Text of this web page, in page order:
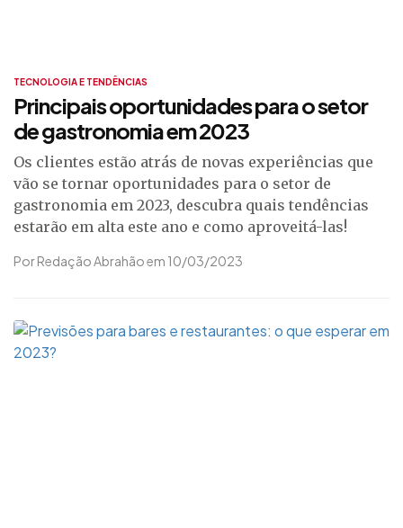
TECNOLOGIA E TENDÊNCIAS
Principais oportunidades para o setor
de gastronomia em 2023
Os clientes estão atrás de novas experiências que
vão se tornar oportunidades para o setor de
gastronomia em 2023, descubra quais tendências
estarão em alta este ano e como aproveitá-las!
Por Redação Abrahão em 10/03/2023